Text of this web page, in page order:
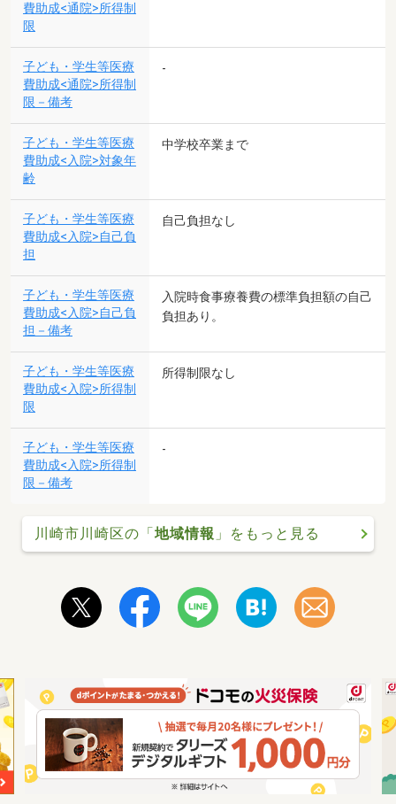
費助成<通院>所得制
限
子ども・学生等医療
費助成<通院>所得制
限－備考
-
子ども・学生等医療
費助成<入院>対象年
齢
中学校卒業まで
子ども・学生等医療
費助成<入院>自己負
担
自己負担なし
子ども・学生等医療
費助成<入院>自己負
担－備考
入院時食事療養費の標準負担額の自己
負担あり。
子ども・学生等医療
費助成<入院>所得制
限
所得制限なし
子ども・学生等医療
費助成<入院>所得制
限－備考
-
川崎市川崎区の「地域情報 」をもっと見る